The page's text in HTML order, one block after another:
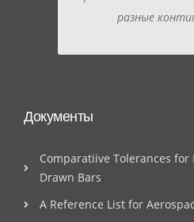
разные
Документы
Comparatiive Tolerances for
Drawn Bars
A Reference List for